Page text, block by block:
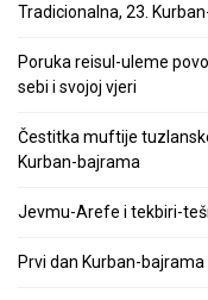
Tradicionalna, 23.
Poruka reisul-uleme
sebi i svojoj vjeri
Čestitka muftije
Kurban-bajrama
Jevmu-Arefe i tekbiri-
Prvi dan Kurban-bajrama